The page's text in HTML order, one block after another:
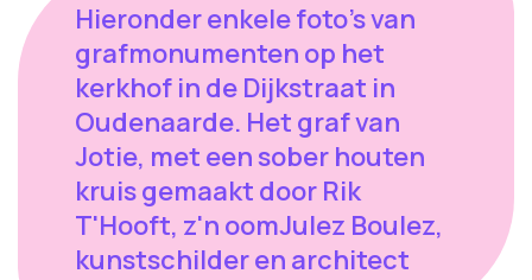
Hieronder enkele foto's van
grafmonumenten op het
kerkhof in de Dijkstraat in
Oudenaarde. Het graf van
Jotie, met een sober houten
kruis gemaakt door Rik
T'Hooft, z'n oomJulez Boulez,
kunstschilder en architect